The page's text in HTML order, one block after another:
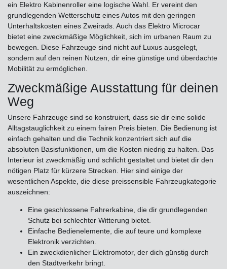
ein Elektro Kabinenroller eine logische Wahl. Er vereint den
grundlegenden Wetterschutz eines Autos mit den geringen
Unterhaltskosten eines Zweirads. Auch das Elektro Microcar
bietet eine zweckmäßige Möglichkeit, sich im urbanen Raum zu
bewegen. Diese Fahrzeuge sind nicht auf Luxus ausgelegt,
sondern auf den reinen Nutzen, dir eine günstige und überdachte
Mobilität zu ermöglichen.
Zweckmäßige Ausstattung für deinen
Weg
Unsere Fahrzeuge sind so konstruiert, dass sie dir eine solide
Alltagstauglichkeit zu einem fairen Preis bieten. Die Bedienung ist
einfach gehalten und die Technik konzentriert sich auf die
absoluten Basisfunktionen, um die Kosten niedrig zu halten. Das
Interieur ist zweckmäßig und schlicht gestaltet und bietet dir den
nötigen Platz für kürzere Strecken. Hier sind einige der
wesentlichen Aspekte, die diese preissensible Fahrzeugkategorie
auszeichnen:
Eine geschlossene Fahrerkabine, die dir grundlegenden
Schutz bei schlechter Witterung bietet.
Einfache Bedienelemente, die auf teure und komplexe
Elektronik verzichten.
Ein zweckdienlicher Elektromotor, der dich günstig durch
den Stadtverkehr bringt.